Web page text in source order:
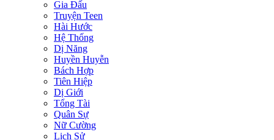
Gia Đấu
Truyện Teen
Hài Hước
Hệ Thống
Dị Năng
Huyền Huyễn
Bách Hợp
Tiên Hiệp
Dị Giới
Tổng Tài
Quân Sự
Nữ Cường
Lịch Sử